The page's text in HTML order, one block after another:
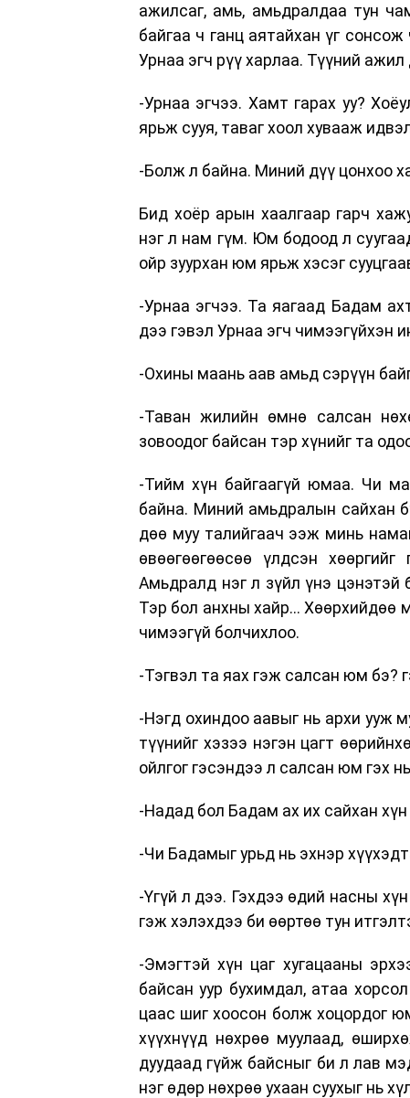
ажилсаг, амь, амьдралдаа тун
байгаа ч ганц аятайхан үг
Урнаа эгч рүү харлаа. Түүний
-Урнаа эгчээ. Хамт гарах уу?
ярьж сууя, таваг хоол хувааж
-Болж л байна. Миний дүү цонхоо
Бид хоёр арын хаалгаар гарч
нэг л нам гүм. Юм бодоод л
ойр зуурхан юм ярьж хэсэг
-Урнаа эгчээ. Та яагаад Бадам
дээ гэвэл Урнаа эгч чимээгүйхэн
-Охины маань аав амьд сэрүүн
-Таван жилийн өмнө салсан
зовоодог байсан тэр хүнийг та
-Тийм хүн байгаагүй юмаа. Чи
байна. Миний амьдралын сайхан
дөө муу талийгаач ээж минь
өвөөгөөгөөсөө үлдсэн
Амьдралд нэг л зүйл үнэ цэнэтэй
Тэр бол анхны хайр... Хөөрхийдөө
чимээгүй болчихлоо.
-Тэгвэл та яах гэж салсан юм бэ?
-Нэгд охиндоо аавыг нь архи ууж
түүнийг хэзээ нэгэн цагт
ойлгог гэсэндээ л салсан юм гэх
-Надад бол Бадам ах их сайхан
-Чи Бадамыг урьд нь эхнэр
-Үгүй л дээ. Гэхдээ өдий насны
гэж хэлэхдээ би өөртөө тун
-Эмэгтэй хүн цаг хугацааны
байсан уур бухимдал, атаа
цаас шиг хоосон болж хоцордог
хүүхнүүд нөхрөө муулаад,
дуудаад гүйж байсныг би л лав
нэг өдөр нөхрөө ухаан суухыг нь